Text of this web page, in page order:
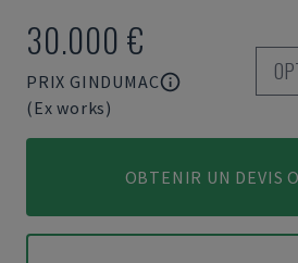
30.000 €
PRIX GINDUMAC
(Ex works)
OBTENIR UN DEVIS